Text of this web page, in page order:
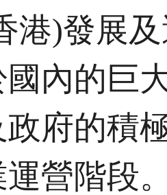
港)發展
內的巨
府的積
營階段